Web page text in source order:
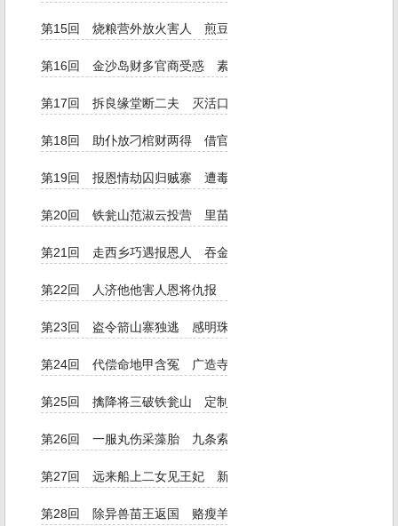
第15回 烧粮营外放火害人 煎豆坟间熬油炼鬼
第16回 金沙岛财多官商受惑 素贞局势大文武遭殃
第17回 拆良缘堂断二夫 灭活口并伤四命
第18回 助仆放刁棺财两得 借官报怨玉石俱焚
第19回 报恩情劫囚归贼寨 遭毒气束手上苗山
第20回 铁瓮山范淑云投营 里苗岛沈琼芳让国
第21回 走西乡巧遇报恩人 吞金锞逼作含贞鬼
第22回 人济他他害人恩将仇报 我救你你护我情从理生
第23回 盗令箭山寨独逃 感明珠宫闱双纳
第24回 代偿命地甲含冤 广造寺居民被逐
第25回 擒降将三破铁瓮山 定制科再返里苗国
第26回 一服丸伤采藻胎 九条索系文和颈
第27回 远来船上二女见王妃 新造殿中众官宴苗王
第28回 除异兽苗王返国 赂瘦羊活佛聘妻